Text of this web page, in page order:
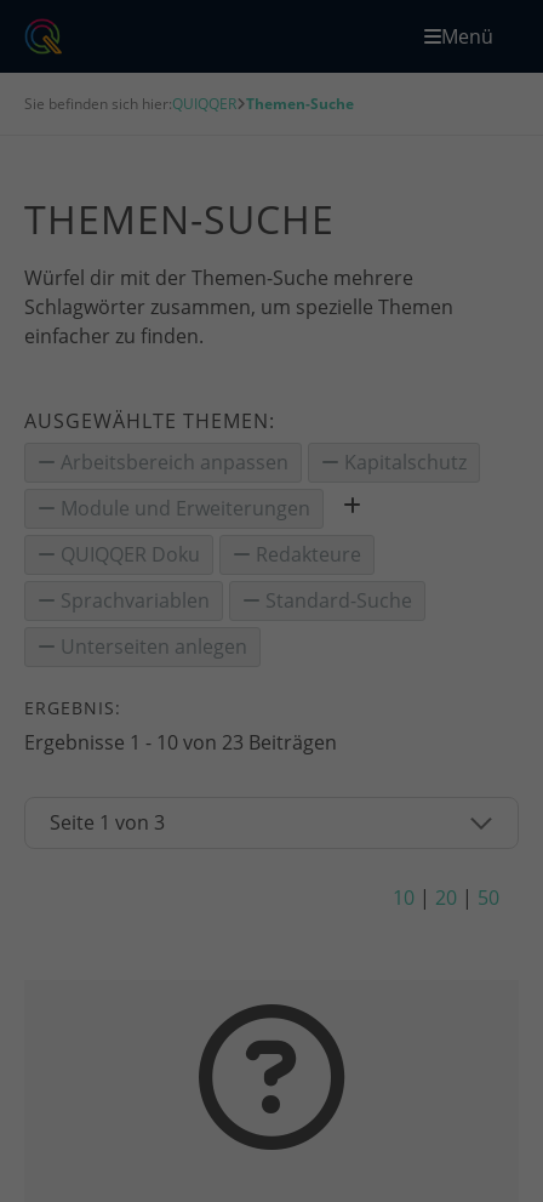
Menü
Sie befinden sich hier:QUIQQER Themen-Suche
THEMEN-SUCHE
Würfel dir mit der Themen-Suche mehrere
Schlagwörter zusammen, um spezielle Themen
einfacher zu finden.
AUSGEWÄHLTE THEMEN:
Arbeitsbereich anpassen
Kapitalschutz
Module und Erweiterungen
QUIQQER Doku
Redakteure
Sprachvariablen
Standard-Suche
Unterseiten anlegen
ERGEBNIS:
Ergebnisse 1 - 10 von 23 Beiträgen
10 | 20 | 50